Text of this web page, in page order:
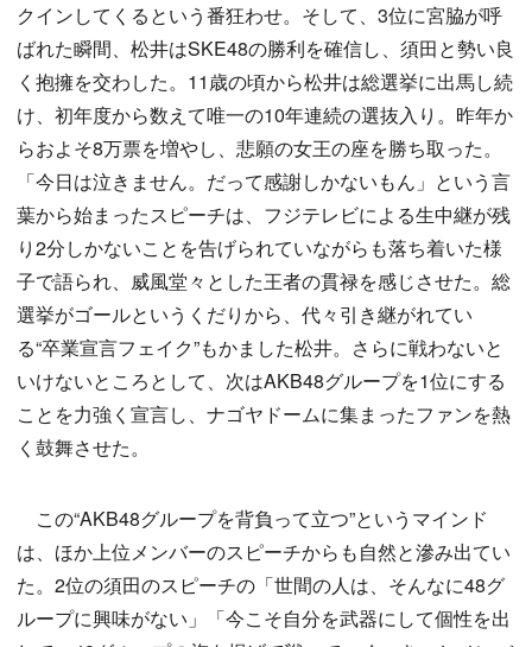
クインしてくるという番狂わせ。そして、3位に宮脇が呼
ばれた瞬間、松井はSKE48の勝利を確信し、須田と勢い良
く抱擁を交わした。11歳の頃から松井は総選挙に出馬し続
け、初年度から数えて唯一の10年連続の選抜入り。昨年か
らおよそ8万票を増やし、悲願の女王の座を勝ち取った。
「今日は泣きません。だって感謝しかないもん」という言
葉から始まったスピーチは、フジテレビによる生中継が残
り2分しかないことを告げられていながらも落ち着いた様
子で語られ、威風堂々とした王者の貫禄を感じさせた。総
選挙がゴールというくだりから、代々引き継がれてい
る“卒業宣言フェイク”もかました松井。さらに戦わないと
いけないところとして、次はAKB48グループを1位にする
ことを力強く宣言し、ナゴヤドームに集まったファンを熱
く鼓舞させた。
この“AKB48グループを背負って立つ”というマインド
は、ほか上位メンバーのスピーチからも自然と滲み出てい
た。2位の須田のスピーチの「世間の人は、そんなに48グ
ループに興味がない」「今こそ自分を武器にして個性を出